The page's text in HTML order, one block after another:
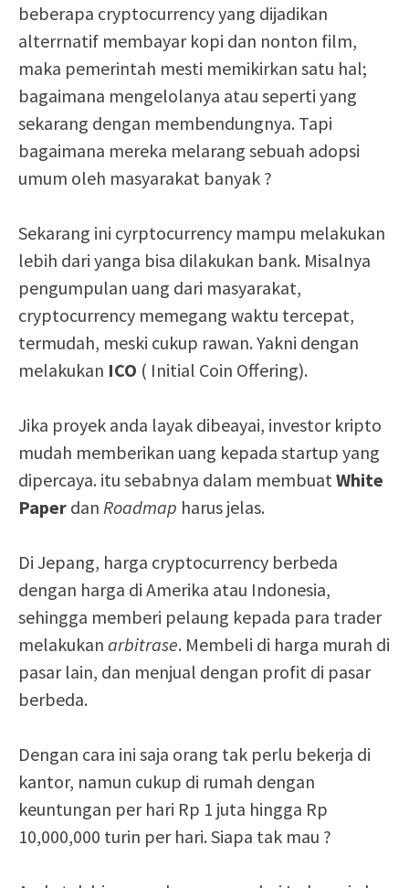
beberapa cryptocurrency yang dijadikan
alterrnatif membayar kopi dan nonton film,
maka pemerintah mesti memikirkan satu hal;
bagaimana mengelolanya atau seperti yang
sekarang dengan membendungnya. Tapi
bagaimana mereka melarang sebuah adopsi
umum oleh masyarakat banyak ?
Sekarang ini cyrptocurrency mampu melakukan
lebih dari yanga bisa dilakukan bank. Misalnya
pengumpulan uang dari masyarakat,
cryptocurrency memegang waktu tercepat,
termudah, meski cukup rawan. Yakni dengan
melakukan ICO ( Initial Coin Offering).
Jika proyek anda layak dibeayai, investor kripto
mudah memberikan uang kepada startup yang
dipercaya. itu sebabnya dalam membuat White
Paper dan Roadmap harus jelas.
Di Jepang, harga cryptocurrency berbeda
dengan harga di Amerika atau Indonesia,
sehingga memberi pelaung kepada para trader
melakukan arbitrase. Membeli di harga murah di
pasar lain, dan menjual dengan profit di pasar
berbeda.
Dengan cara ini saja orang tak perlu bekerja di
kantor, namun cukup di rumah dengan
keuntungan per hari Rp 1 juta hingga Rp
10,000,000 turin per hari. Siapa tak mau ?